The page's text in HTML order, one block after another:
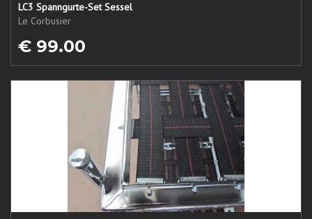
LC3 Spanngurte-Set Sessel
Le Corbusier
€ 99.00